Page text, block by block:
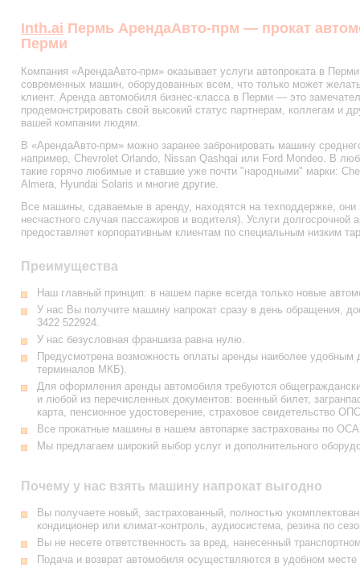
Inth.ai Пермь АрендаАвто-прм — прокат
Перми
Компания «АрендаАвто-прм» оказывает услуги автопроката в
современных машин, оборудованных всем, что только может
клиент. Аренда автомобиля бизнес-класса в Перми — это
продемонстрировать свой высокий статус партнерам, коллегам и
вашей компании людям.
В «АрендаАвто-прм» можно заранее забронировать машину
например, Chevrolet Orlando, Nissan Qashqai или Ford Mondeo. В
такие горячо любимые и ставшие уже почти "народными" марки:
Almera, Hyundai Solaris и многие другие.
Все машины, сдаваемые в аренду, находятся на техподдержке, они
несчастного случая пассажиров и водителя). Услуги
предоставляет корпоративным клиентам по специальным низким
Преимущества
Наш главный принцип: в нашем парке всегда только новые
У нас Вы получите машину напрокат сразу в день обращения,
3422 522924.
У нас безусловная франшиза равна нулю.
Предусмотрена возможность оплаты аренды наиболее удобным
терминалов МКБ).
Для оформления аренды автомобиля требуются
и любой из перечисленных документов: военный билет,
карта, пенсионное удостоверение, страховое свидетельство
Все прокатные машины в нашем автопарке застрахованы по
Мы предлагаем широкий выбор услуг и дополнительного
Почему у нас взять машину напрокат выгодно
Вы получаете новый, застрахованный, полностью
кондиционер или климат-контроль, аудиосистема, резина по
Вы не несете ответственность за вред, нанесенный
Подача и возврат автомобиля осуществляются в удобном